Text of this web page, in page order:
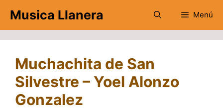
contenido
Musica Llanera Menú
Muchachita de San
Silvestre – Yoel Alonzo
Gonzalez